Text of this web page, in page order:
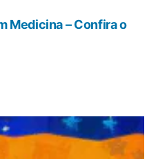
Medicina – Confira o